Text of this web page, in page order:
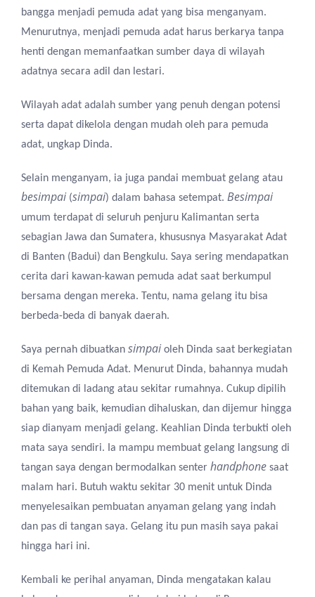
bangga menjadi pemuda adat yang bisa menganyam.
Menurutnya, menjadi pemuda adat harus berkarya tanpa
henti dengan memanfaatkan sumber daya di wilayah
adatnya secara adil dan lestari.
Wilayah adat adalah sumber yang penuh dengan potensi
serta dapat dikelola dengan mudah oleh para pemuda
adat, ungkap Dinda.
Selain menganyam, ia juga pandai membuat gelang atau
besimpai (simpai) dalam bahasa setempat. Besimpai
umum terdapat di seluruh penjuru Kalimantan serta
sebagian Jawa dan Sumatera, khususnya Masyarakat Adat
di Banten (Badui) dan Bengkulu. Saya sering mendapatkan
cerita dari kawan-kawan pemuda adat saat berkumpul
bersama dengan mereka. Tentu, nama gelang itu bisa
berbeda-beda di banyak daerah.
Saya pernah dibuatkan simpai oleh Dinda saat berkegiatan
di Kemah Pemuda Adat. Menurut Dinda, bahannya mudah
ditemukan di ladang atau sekitar rumahnya. Cukup dipilih
bahan yang baik, kemudian dihaluskan, dan dijemur hingga
siap dianyam menjadi gelang. Keahlian Dinda terbukti oleh
mata saya sendiri. Ia mampu membuat gelang langsung di
tangan saya dengan bermodalkan senter handphone saat
malam hari. Butuh waktu sekitar 30 menit untuk Dinda
menyelesaikan pembuatan anyaman gelang yang indah
dan pas di tangan saya. Gelang itu pun masih saya pakai
hingga hari ini.
Kembali ke perihal anyaman, Dinda mengatakan kalau